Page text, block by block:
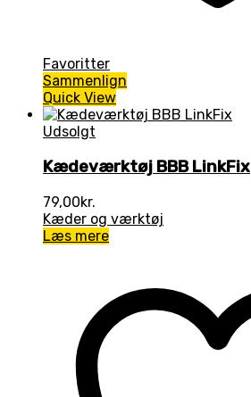
Favoritter
Sammenlign
Quick View
Udsolgt
Kædeværktøj BBB LinkFix
79,00kr.
Kæder og værktøj
Læs mere